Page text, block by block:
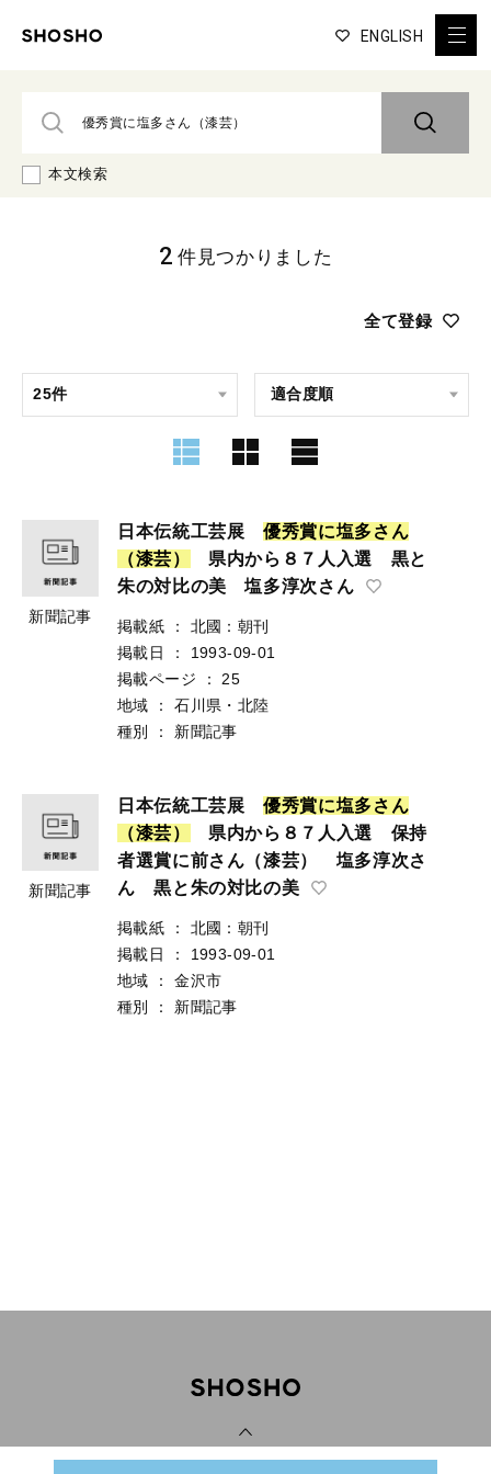
ENGLISH
本文検索
全て登録
2 件見つかりました
新聞記事
日本伝統工芸展優秀賞に塩多さ ん
（漆芸）
県内から８７人入選 黒と
朱の対比の美 塩多淳次さん
掲載紙 ：
北國：朝刊
掲載日
：
1993-09-01
掲載ページ
：
25
地域
：
石川県・北陸
種別
： 新聞記事
新聞記事
日本伝統工芸展優秀賞に塩多さ ん
（漆芸）
県内から８７人入選 保持
者選賞に前さん（漆芸） 塩多淳次さ
ん 黒と朱の対比の美
掲載紙 ：
北國：朝刊
掲載日
：
1993-09-01
地域
：
金沢市
種別
： 新聞記事